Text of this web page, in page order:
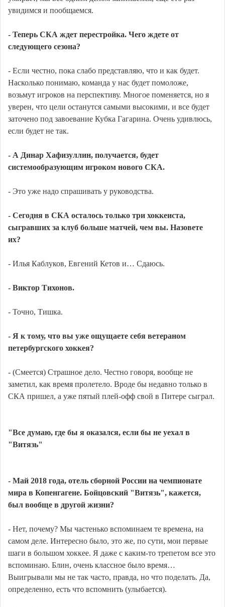
увидимся и пообщаемся.
- Теперь СКА ждет перестройка. Чего ждете от
следующего сезона?
- Если честно, пока слабо представляю, что и как будет.
Насколько понимаю, команда у нас будет помоложе,
возьмут игроков на перспективу. Многое поменяется, но я
уверен, что цели останутся самыми высокими, и все будет
заточено под завоевание Кубка Гагарина. Очень удивлюсь,
если будет не так.
- А Динар Хафизуллин, получается, будет
системообразующим игроком нового СКА.
- Это уже надо спрашивать у руководства.
- Сегодня в СКА осталось только три хоккеиста,
сыгравших за клуб больше матчей, чем вы. Назовете
их?
- Илья Каблуков, Евгений Кетов и… Сдаюсь.
- Виктор Тихонов.
- Точно, Тишка.
- Я к тому, что вы уже ощущаете себя ветераном
петербургского хоккея?
- (Смеется) Страшное дело. Честно говоря, вообще не
заметил, как время пролетело. Вроде бы недавно только в
СКА пришел, а уже пятый плей-офф свой в Питере сыграл.
"Все думаю, где бы я оказался, если бы не уехал в
"Витязь"
- Май 2018 года, отель сборной России на чемпионате
мира в Копенгагене. Бойцовский "Витязь", кажется,
был вообще в другой жизни?
- Нет, почему? Мы частенько вспоминаем те времена, на
самом деле. Интересно было, это же, по сути, мои первые
шаги в большом хоккее. Я даже с каким-то трепетом все это
вспоминаю. Блин, очень классное было время…
Выигрывали мы не так часто, правда, но что поделать. Да,
определенно, есть что вспомнить (улыбается).